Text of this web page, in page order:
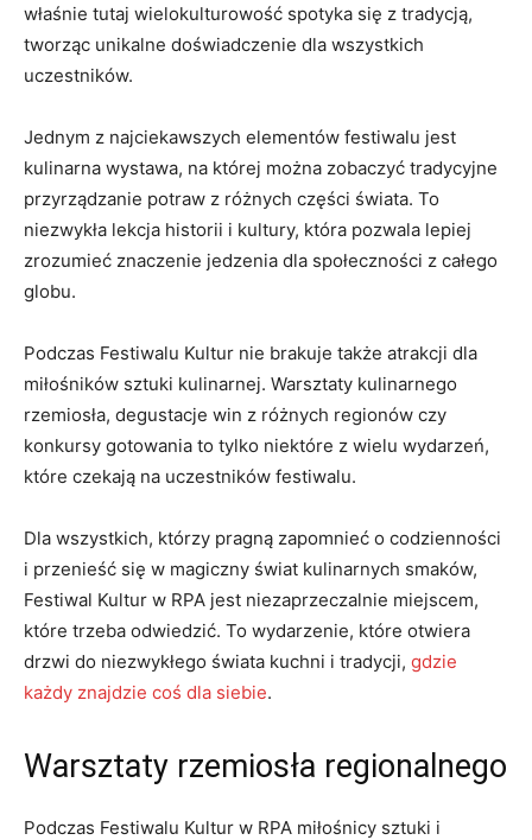
właśnie tutaj wielokulturowość ‍spotyka się z ⁤tradycją,
tworząc unikalne doświadczenie ⁣dla ⁢wszystkich
uczestników.
Jednym z najciekawszych elementów festiwalu jest
kulinarna wystawa, na której można⁢ zobaczyć⁣ tradycyjne
przyrządzanie ⁤potraw​ z różnych części świata. To
niezwykła ‌lekcja historii i kultury, która ​pozwala lepiej
zrozumieć znaczenie ⁢jedzenia ⁢dla‌ społeczności z całego
globu.
Podczas‍ Festiwalu Kultur nie brakuje ‍także atrakcji ⁢dla
miłośników sztuki kulinarnej. Warsztaty ⁢kulinarnego
rzemiosła, degustacje​ win z różnych regionów ‌czy
konkursy⁤ gotowania to tylko niektóre z⁤ wielu⁢ wydarzeń,​
które czekają na uczestników festiwalu.
Dla wszystkich, którzy pragną zapomnieć o codzienności​
i przenieść się w magiczny świat kulinarnych smaków,
‍Festiwal Kultur w RPA jest niezaprzeczalnie miejscem,
które trzeba ‌odwiedzić. To wydarzenie,‍ które otwiera
drzwi ​do niezwykłego świata kuchni⁢ i tradycji, gdzie
każdy znajdzie coś dla siebie.
Warsztaty rzemiosła regionalnego
Podczas Festiwalu​ Kultur‌ w ​RPA miłośnicy sztuki ‌i